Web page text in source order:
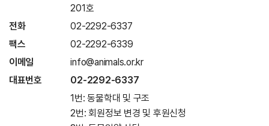
201호
전화
02-2292-6337
팩스
02-2292-6339
이메일
info@animals.or.kr
대표번호
02-2292-6337
1번: 동물학대 및 구조
2번: 회원정보 변경 및 후원신청